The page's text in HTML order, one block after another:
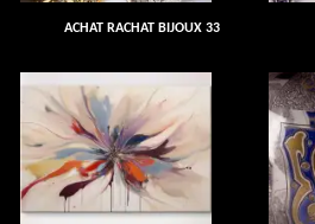
ACHAT RACHAT BIJOUX 33